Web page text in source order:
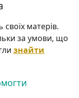
матерів.
за умови, що
знайти